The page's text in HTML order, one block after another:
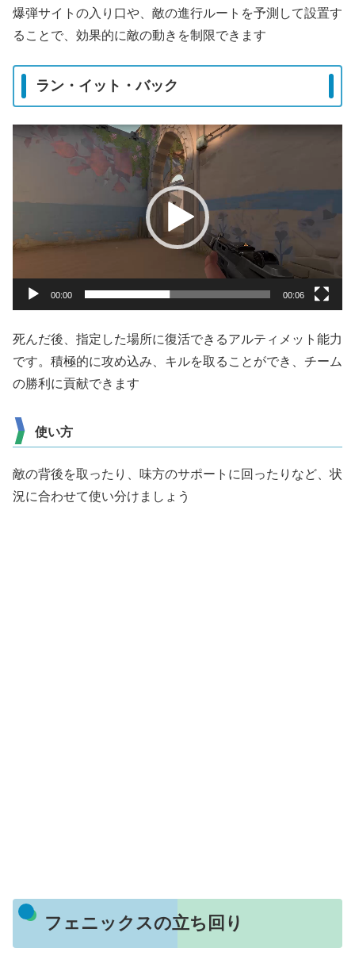
爆弾サイトの入り口や、敵の進行ルートを予測して設置す
ることで、効果的に敵の動きを制限できます
ラン・イット・バック
レ
ヤ
00:00 00:06
死んだ後、指定した場所に復活できるアルティメット能力
です。積極的に攻め込み、キルを取ることができ、チーム
の勝利に貢献できます
使い方
敵の背後を取ったり、味方のサポートに回ったりなど、状
況に合わせて使い分けましょう
フェニックスの立ち回り